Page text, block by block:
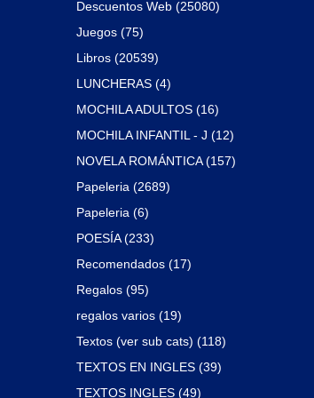
Descuentos Web (25080)
Juegos (75)
Libros (20539)
LUNCHERAS (4)
MOCHILA ADULTOS (16)
MOCHILA INFANTIL - J (12)
NOVELA ROMÁNTICA (157)
Papeleria (2689)
Papeleria (6)
POESÍA (233)
Recomendados (17)
Regalos (95)
regalos varios (19)
Textos (ver sub cats) (118)
TEXTOS EN INGLES (39)
TEXTOS INGLES (49)